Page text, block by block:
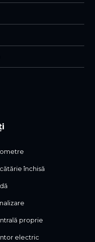
închisă
proprie
electric